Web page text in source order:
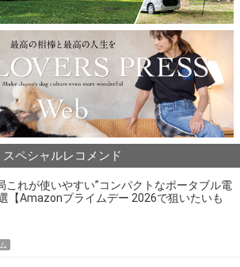
スペシャルレコメンド
これが使いやすい”コンパクトなポータブル電
【Amazonプライムデー 2026で狙いたいも